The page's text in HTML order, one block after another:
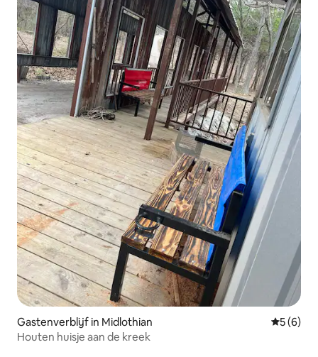
Gastenverblijf in Midlothian
5 (6)
Houten huisje aan de kreek